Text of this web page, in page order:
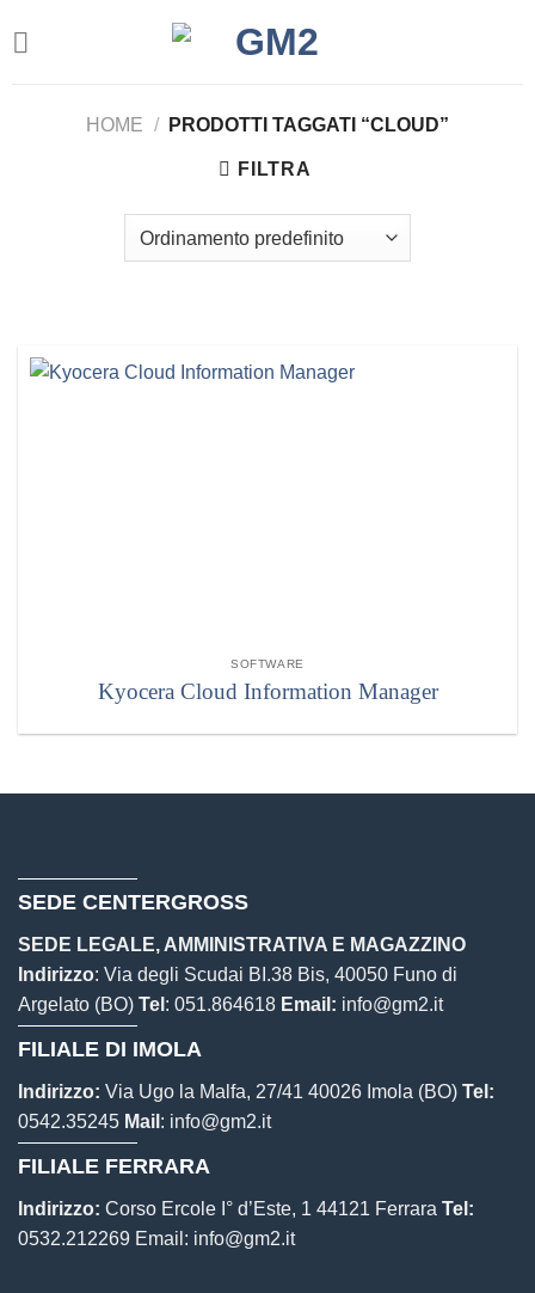
HOME / PRODOTTI TAGGATI “CLOUD”
FILTRA
SOFTWARE
Kyocera Cloud Information Manager
SEDE CENTERGROSS
SEDE LEGALE, AMMINISTRATIVA E MAGAZZINO
Indirizzo: Via degli Scudai BI.38 Bis, 40050 Funo di
Argelato (BO) Tel : 051.864618 Email: info@gm2.it
FILIALE DI IMOLA
Indirizzo: Via Ugo la Malfa, 27/41 40026 Imola (BO) Tel:
0542.35245 Mail : info@gm2.it
FILIALE FERRARA
Indirizzo: Corso Ercole I° d’Este, 1 44121 Ferrara Tel:
0532.212269 Email: info@gm2.it